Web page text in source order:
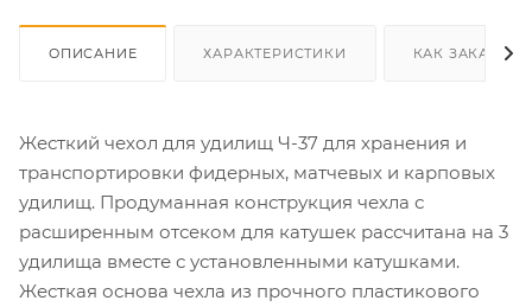
ОПИСАНИЕ ХАРАКТЕРИСТИКИ КАК ЗАКАЗАТЬ
Жесткий чехол для удилищ Ч-37 для хранения и
транспортировки фидерных, матчевых и карповых
удилищ. Продуманная конструкция чехла с
расширенным отсеком для катушек рассчитана на 3
удилища вместе с установленными катушками.
Жесткая основа чехла из прочного пластикового